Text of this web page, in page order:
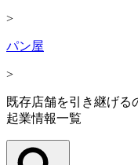
>
パン屋
>
既存店舗を引き継げる
起業情報一覧